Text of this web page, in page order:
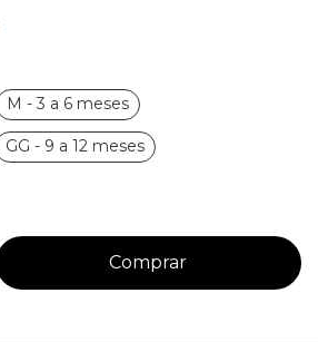
M - 3 a 6 meses
GG - 9 a 12 meses